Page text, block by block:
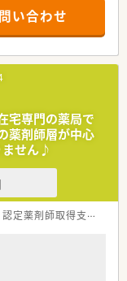
70枚程度の処方箋
い水準を維持して
制で運営されてお
業務を分担していま
目指すマネジメント
ストキャリアが選択
院研修制度があり、
資格の取得を支援し
外の資格取得に対し
い合わせ
宅専門の薬局で
薬剤師層が中心
ません♪
認定薬剤師取得支援あり